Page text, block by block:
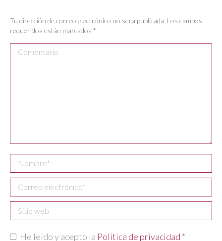
Tu dirección de correo electrónico no será publicada. Los campos
requeridos están marcados *
Comentario
Nombre *
Correo electrónico *
Sitio web
He leído y acepto la Política de privacidad *